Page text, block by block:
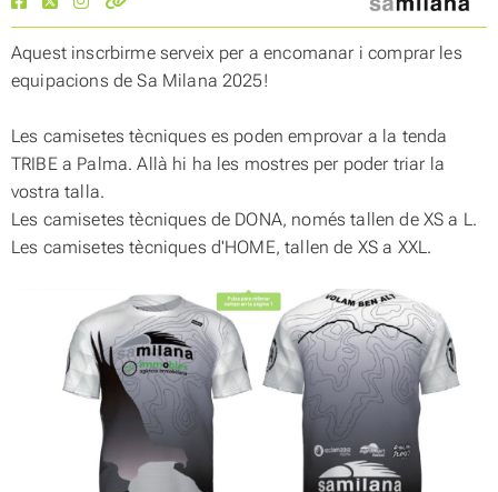
Aquest inscrbirme serveix per a encomanar i comprar les
equipacions de Sa Milana 2025!
Les camisetes tècniques es poden emprovar a la tenda
TRIBE a Palma. Allà hi ha les mostres per poder triar la
vostra talla.
Les camisetes tècniques de DONA, només tallen de XS a L.
Les camisetes tècniques d'HOME, tallen de XS a XXL.